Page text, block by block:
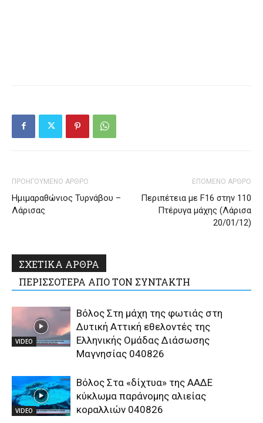
ΠΡΟΗΓΟΥΜΕΝΟ ΑΡΘΡΟ
Ημιμαραθώνιος Τυρνάβου –
Λάρισας
ΕΠΟΜΕΝΟ ΑΡΘΡΟ
Περιπέτεια με F16 στην 110
Πτέρυγα μάχης (Λάρισα
20/01/12)
ΣΧΕΤΙΚΑ ΑΡΘΡΑ
ΠΕΡΙΣΣΟΤΕΡΑ ΑΠΟ ΤΟΝ ΣΥΝΤΑΚΤΗ
VIDEO
Βόλος Στη μάχη της φωτιάς στη
Δυτική Αττική εθελοντές της
Ελληνικής Ομάδας Διάσωσης
Μαγνησίας 040826
VIDEO
Βόλος Στα «δίχτυα» της ΑΑΔΕ
κύκλωμα παράνομης αλιείας
κοραλλιών 040826